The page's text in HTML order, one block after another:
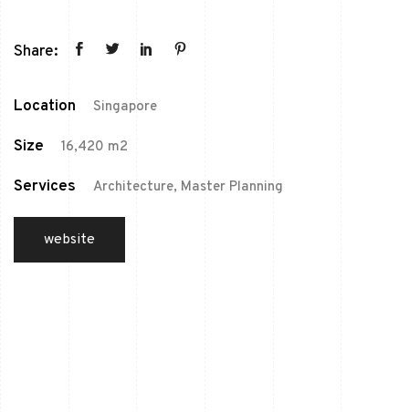
Share:
Location Singapore
Size 16,420 m2
Services Architecture, Master Planning
website